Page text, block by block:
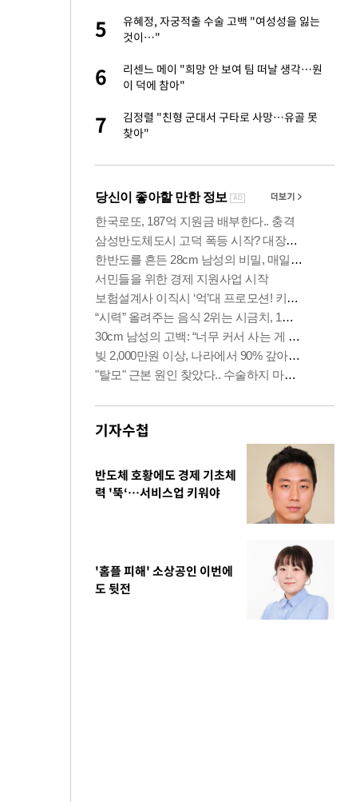
대 의혹'…2002
5
유혜정, 자궁적출 수술 고백 "여성성을 잃는
것이…"
6
리센느 메이 "희망 안 보여 팀 떠날 생각…원
이 덕에 참아"
7
김정렬 "친형 군대서 구타로 사망…유골 못
찾아"
기자수첩
반도체 호황에도 경제 기초체
력 '뚝‘…서비스업 키워야
'홈플 피해' 소상공인 이번에
도 뒷전